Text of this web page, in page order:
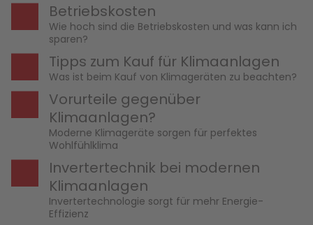
Betriebskosten
Wie hoch sind die Betriebskosten und was kann ich
sparen?
Tipps zum Kauf für Klimaanlagen
Was ist beim Kauf von Klimageräten zu beachten?
Vorurteile gegenüber
Klimaanlagen?
Moderne Klimageräte sorgen für perfektes
Wohlfühlklima
Invertertechnik bei modernen
Klimaanlagen
Invertertechnologie sorgt für mehr Energie-
Effizienz